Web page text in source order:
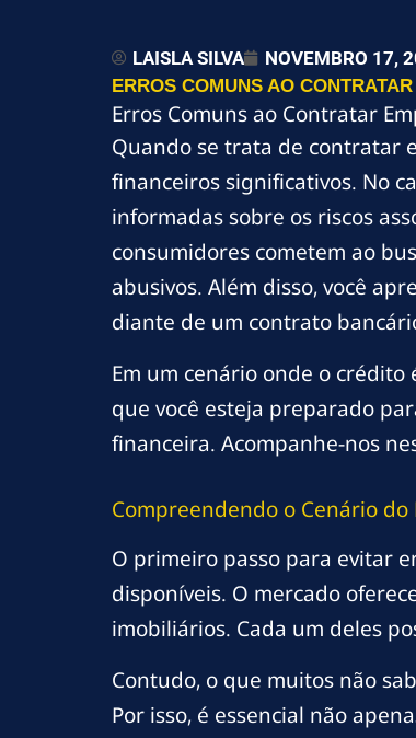
LAISLA SILVA NOVEMBRO 17,
ERROS COMUNS AO
Erros Comuns ao Contratar
Quando se trata de contratar
financeiros significativos. No
informadas sobre os riscos
consumidores cometem ao
abusivos. Além disso, você
diante de um contrato
Em um cenário onde o crédito
que você esteja preparado
financeira. Acompanhe-nos
Compreendendo o Cenário do
O primeiro passo para evitar
disponíveis. O mercado
imobiliários. Cada um deles
Contudo, o que muitos não
Por isso, é essencial não